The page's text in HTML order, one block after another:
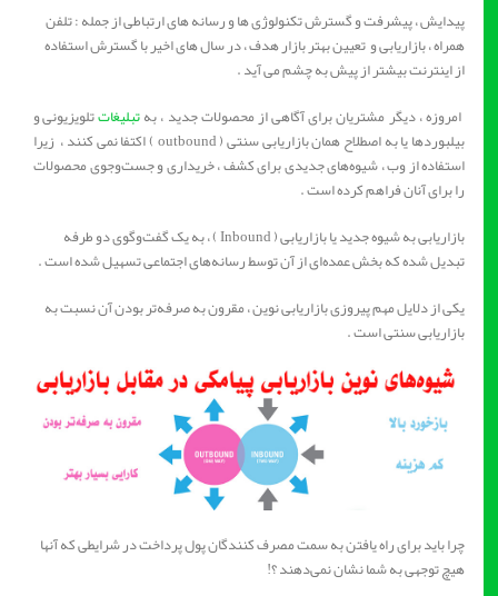
پیدایش ، پیشرفت و گسترش تکنولوژی ها و رسانه های ارتباطی از جمله : تلفن
همراه ، بازاریابی و تعیین بهتر بازار هدف ، در سال های اخیر با گسترش استفاده
از اینترنت بیشتر از پیش به چشم می آید .
امروزه ، دیگر مشتریان برای آگاهی از محصولات جدید ، بهتبلیغاتتلویزیونی و
بیلبورد‌ها یا به اصطلاح‌‌ همان بازاریابی سنتی ( outbound ) اکتفا نمی کنند ، زیرا
استفاده از وب ، شیوه‌های جدیدی برای کشف ، خریداری و جست‌و‌جوی محصولات
را برای آنان فراهم کرده است .
بازاریابی به شیوه جدید یا بازاریابی ( Inbound ) ، به یک گفت‌و‌گوی دو طرفه
تبدیل شده که بخش عمده‌ای از آن توسط رسانه‌های اجتماعی تسهیل شده است .
یکی از دلایل مهم پیروزی بازاریابی نوین ، مقرون به صرفه‌تر بودن آن نسبت به
بازاریابی سنتی است .
چرا باید برای راه یافتن به سمت مصرف کنندگان پول پرداخت در شرایطی که آنها
هیچ توجهی به شما نشان نمی‌دهند ؟!